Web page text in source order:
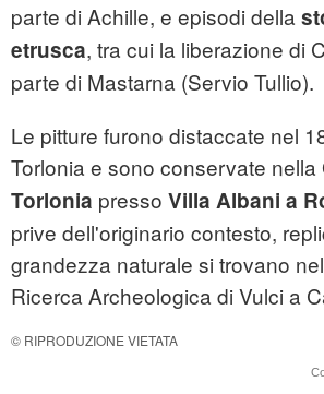
parte di Achille, e episodi della
etrusca, tra cui la liberazione di
parte di Mastarna (Servio Tullio).
Le pitture furono distaccate nel
Torlonia e sono conservate nella
Torlonia presso Villa Albani a
prive dell'originario contesto,
grandezza naturale si trovano
Ricerca Archeologica di Vulci a
© RIPRODUZIONE VIETATA